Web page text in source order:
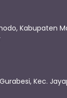
Kabupaten
Kec.